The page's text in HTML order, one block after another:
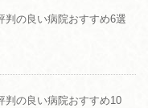
判の良い病院おすすめ6選
判の良い病院おすすめ10